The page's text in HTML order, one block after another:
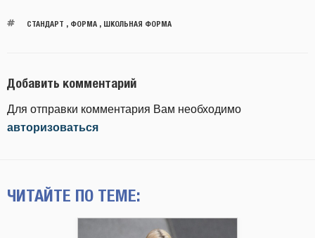
СТАНДАРТ , ФОРМА, ШКОЛЬНАЯ ФОРМА
Добавить комментарий
Для отправки комментария Вам необходимо
авторизоваться
ЧИТАЙТЕ ПО ТЕМЕ: